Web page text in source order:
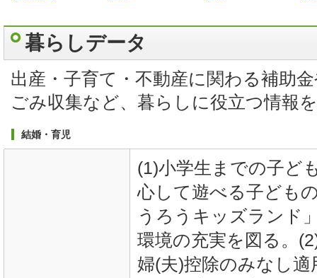
暮らしデータ
出産・子育て・不動産に関わる補助
ごみ収集など、暮らしに役立つ情報
結婚・育児
(1)小学生までの子ど
心して遊べる子ども
うろうキッズランド
環境の充実を図る。
婦(夫)控除のみなし